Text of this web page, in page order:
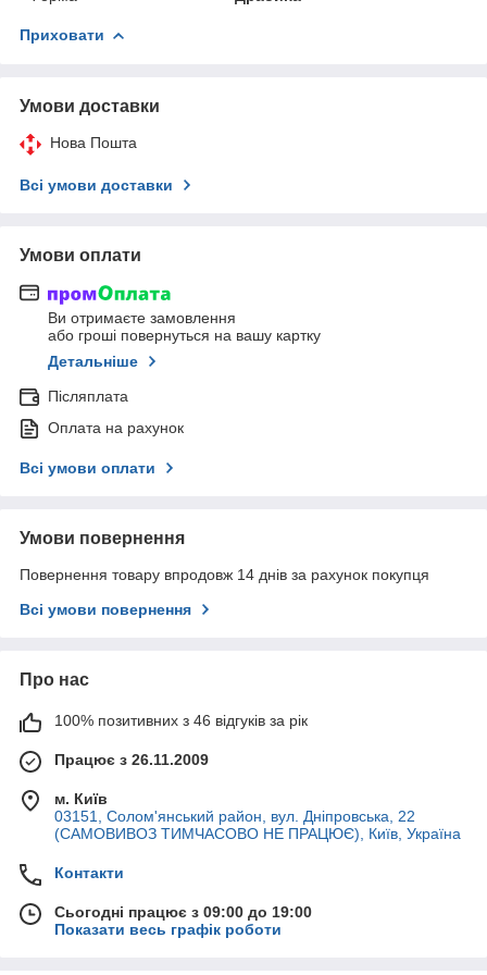
Приховати
Умови доставки
Нова Пошта
Всі умови доставки
Умови оплати
Ви отримаєте замовлення
або гроші повернуться на вашу картку
Детальніше
Післяплата
Оплата на рахунок
Всі умови оплати
Умови повернення
Повернення товару впродовж 14 днів за рахунок покупця
Всі умови повернення
Про нас
100% позитивних з 46 відгуків за рік
Працює з 26.11.2009
м. Київ
03151, Солом'янський район, вул. Дніпровська, 22
(САМОВИВОЗ ТИМЧАСОВО НЕ ПРАЦЮЄ), Київ, Україна
Контакти
Сьогодні працює з 09:00 до 19:00
Показати весь графік роботи